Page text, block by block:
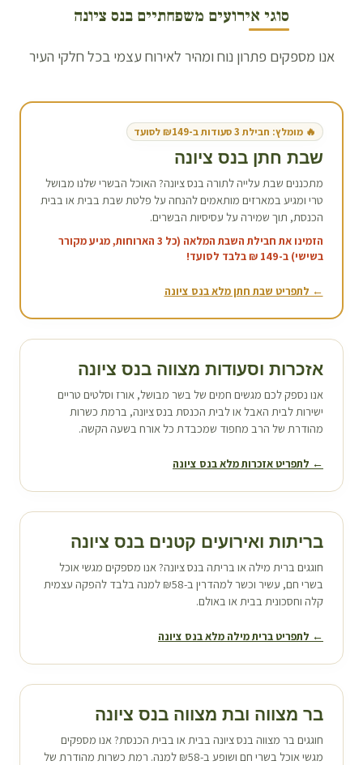
סוגי אירועים משפחתיים בנס ציונה
אנו מספקים פתרון נוח ומהיר לאירוח עצמי בכל חלקי העיר
🔥 מומלץ: חבילת 3 סעודות ב-₪149 לסועד
שבת חתן בנס ציונה
מתכננים שבת עלייה לתורה בנס ציונה? האוכל הבשרי שלנו מבושל
טרי ומגיע במארזים מותאמים להנחה על פלטת שבת בבית או בבית
הכנסת, תוך שמירה על עסיסיות הבשרים.
הזמינו את חבילת השבת המלאה (כל 3 הארוחות, מגיע מקורר
בשישי) ב-149 ₪ בלבד לסועד!
← לתפריט שבת חתן מלא בנס ציונה
אזכרות וסעודות מצווה בנס ציונה
אנו נספק לכם מגשים חמים של בשר מבושל, אורז וסלטים טריים
ישירות לבית האבל או לבית הכנסת בנס ציונה, ברמת כשרות
מהודרת של הרב מחפוד שמכבדת כל אורח בשעה הקשה.
← לתפריט אזכרות מלא בנס ציונה
בריתות ואירועים קטנים בנס ציונה
חוגגים ברית מילה או בריתה בנס ציונה? אנו מספקים מגשי אוכל
בשרי חם, עשיר וכשר למהדרין ב-₪58 למנה בלבד להפקה עצמית
קלה וחסכונית בבית או באולם.
← לתפריט ברית מילה מלא בנס ציונה
בר מצווה ובת מצווה בנס ציונה
חוגגים בר מצווה בנס ציונה בבית או בבית הכנסת? אנו מספקים
מגשי אוכל בשרי חם ושופע ב-₪58 למנה. רמת כשרות מהודרת של